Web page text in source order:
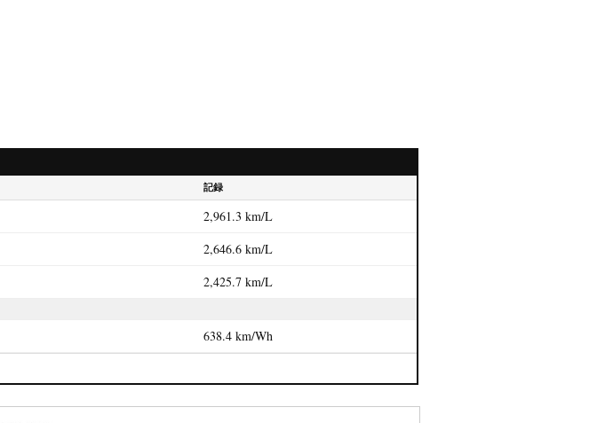
記録
2,961.3 km/L
2,646.6 km/L
2,425.7 km/L
638.4 km/Wh